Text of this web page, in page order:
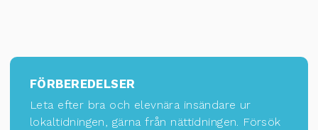
FÖRBEREDELSER
Leta efter bra och elevnära insändare ur
lokaltidningen, gärna från nättidningen. Försök